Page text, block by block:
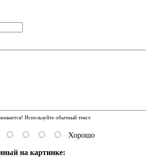
Используйте обычный текст.
Хорошо
на картинке: